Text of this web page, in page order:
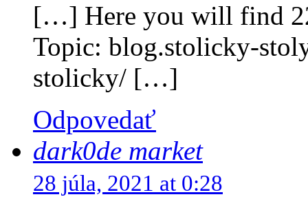
[…] Here you will find
Topic: blog.stolicky-
stolicky/ […]
Odpovedať
dark0de market
28 júla, 2021 at 0:28